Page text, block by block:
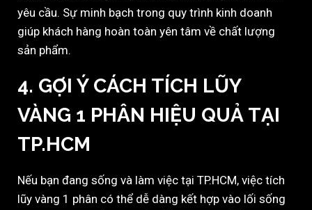
yêu cầu. Sự minh bạch trong quy trình kinh doanh
giúp khách hàng hoàn toàn yên tâm về chất lượng
sản phẩm.
4. GỢI Ý CÁCH TÍCH LŨY
VÀNG 1 PHÂN HIỆU QUẢ TẠI
TP.HCM
Nếu bạn đang sống và làm việc tại TP.HCM, việc tích
lũy vàng 1 phân có thể dễ dàng kết hợp vào lối sống